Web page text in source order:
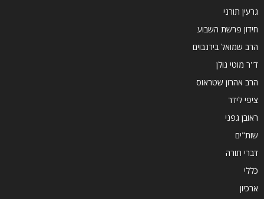
גרעין תורני
חידון פרשת השבוע
הרב שמואל בירנבוים
ד''ר מוטי גולן
הרב אהרון שטראוס
ציפי לידר
ראובן גפני
שות"ים
דברי תורה
כללי
ארכיון